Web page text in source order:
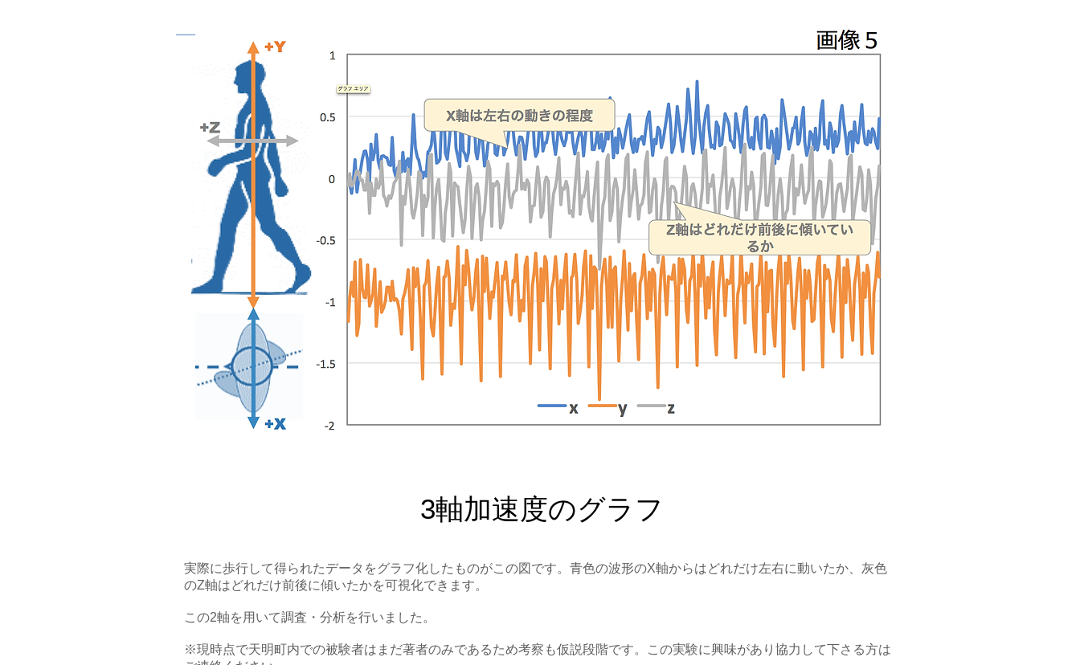
3軸加速度のグラフ
実際に歩行して得られたデータをグラフ化したものがこの図です。青色の波形のX軸からはどれだけ左右に動いたか、灰色
のZ軸はどれだけ前後に傾いたかを可視化できます。
この2軸を用いて調査・分析を行いました。
※現時点で天明町内での被験者はまだ著者のみであるため考察も仮説段階です。この実験に興味があり協力して下さる方は